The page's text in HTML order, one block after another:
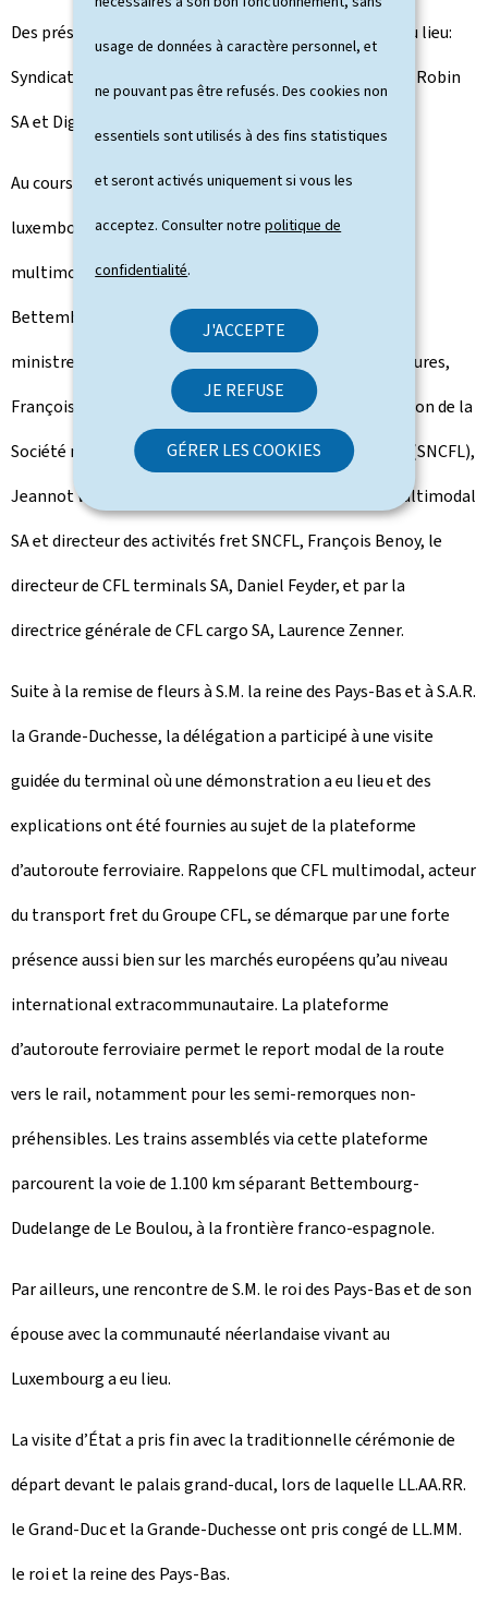
usage de données à caractère personnel, et
ne pouvant pas être refusés. Des cookies non
essentiels sont utilisés à des fins statistiques
et seront activés uniquement si vous les
acceptez. Consulter notrepolitique de
confidentialité.
J'ACCEPTE
JE REFUSE
GÉRER LES COOKIES
Des présentations des entités suivantes ont ensuite eu lieu:
Syndicats des Eaux du Sud (SES), Contern SA, Peintures Robin
SA et Digital Inclusion.
Au cours de la matinée, les souverains néerlandais et
luxembourgeois se sont également rendus chez CFL
multimodal, sur le site du terminal intermodal de
Bettembourg-Dudelange. Ils y ont été accueillis par le
ministre du Développement durable et des Infrastructures,
François Bausch, le président du conseil d’administration de la
Société nationale des chemins de fer luxembourgeois (SNCFL),
Jeannot Waringo, l’administrateur délégué de CFL multimodal
SA et directeur des activités fret SNCFL, François Benoy, le
directeur de CFL terminals SA, Daniel Feyder, et par la
directrice générale de CFL cargo SA, Laurence Zenner.
Suite à la remise de fleurs à S.M. la reine des Pays-Bas et à S.A.R.
la Grande-Duchesse, la délégation a participé à une visite
guidée du terminal où une démonstration a eu lieu et des
explications ont été fournies au sujet de la plateforme
d’autoroute ferroviaire. Rappelons que CFL multimodal, acteur
du transport fret du Groupe CFL, se démarque par une forte
présence aussi bien sur les marchés européens qu’au niveau
international extracommunautaire. La plateforme
d’autoroute ferroviaire permet le report modal de la route
vers le rail, notamment pour les semi-remorques non-
préhensibles. Les trains assemblés via cette plateforme
parcourent la voie de 1.100 km séparant Bettembourg-
Dudelange de Le Boulou, à la frontière franco-espagnole.
Par ailleurs, une rencontre de S.M. le roi des Pays-Bas et de son
épouse avec la communauté néerlandaise vivant au
Luxembourg a eu lieu.
La visite d’État a pris fin avec la traditionnelle cérémonie de
départ devant le palais grand-ducal, lors de laquelle LL.AA.RR.
le Grand-Duc et la Grande-Duchesse ont pris congé de LL.MM.
le roi et la reine des Pays-Bas.